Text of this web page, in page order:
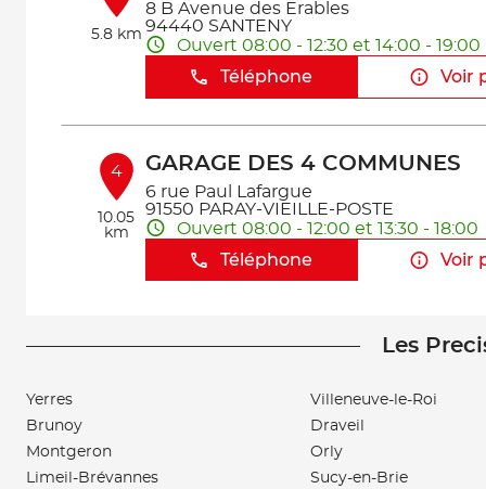
5.8 km
8 B Avenue des Erables
94440 SANTENY
Ouvert 08:00 - 12:30 et 14:00 - 19:00
Téléphone
Voir
4
10.05
km
GARAGE DES 4 COMMUNES
6 rue Paul Lafargue
91550 PARAY-VIEILLE-POSTE
Ouvert 08:00 - 12:00 et 13:30 - 18:00
Téléphone
Voir
KDB GARAGE
91600 SAVIGNY SUR ORGE
Téléphone
Les
Yerres
Brunoy
Montgeron
Limeil-Brévannes
Villeneuve-le-Roi
Draveil
Orly
Sucy-en-Brie